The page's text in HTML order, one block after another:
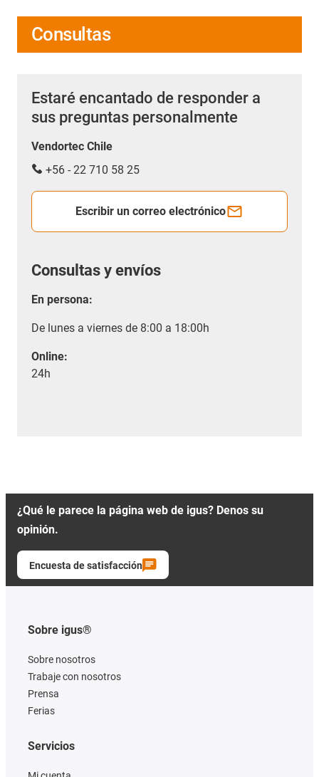
Consultas
Estaré encantado de responder a
sus preguntas personalmente
Vendortec Chile
+56 - 22 710 58 25
Escribir un correo electrónico
Consultas y envíos
En persona:
De lunes a viernes de 8:00 a 18:00h
Online:
24h
¿Qué le parece la página web de igus? Denos su
opinión.
Encuesta de satisfacción
Sobre igus®
Sobre nosotros
Trabaje con nosotros
Prensa
Ferias
Servicios